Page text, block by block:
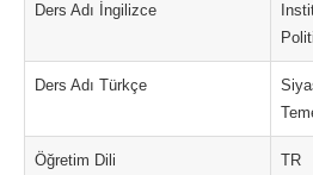
Ders Adı İngilizce
Ders Adı Türkçe
Öğretim Dili TR